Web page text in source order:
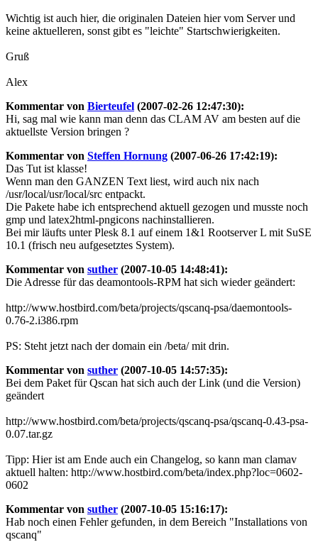
Wichtig ist auch hier, die originalen Dateien hier vom Server und
keine aktuelleren, sonst gibt es "leichte" Startschwierigkeiten.
Gruß
Alex
Kommentar von Bierteufel (2007-02-26 12:47:30):
Hi, sag mal wie kann man denn das CLAM AV am besten auf die
aktuellste Version bringen ?
Kommentar von Steffen Hornung (2007-06-26 17:42:19):
Das Tut ist klasse!
Wenn man den GANZEN Text liest, wird auch nix nach
/usr/local/usr/local/src entpackt.
Die Pakete habe ich entsprechend aktuell gezogen und musste noch
gmp und latex2html-pngicons nachinstallieren.
Bei mir läufts unter Plesk 8.1 auf einem 1&1 Rootserver L mit SuSE
10.1 (frisch neu aufgesetztes System).
Kommentar von suther (2007-10-05 14:48:41):
Die Adresse für das deamontools-RPM hat sich wieder geändert:
http://www.hostbird.com/beta/projects/qscanq-psa/daemontools-
0.76-2.i386.rpm
PS: Steht jetzt nach der domain ein /beta/ mit drin.
Kommentar von suther (2007-10-05 14:57:35):
Bei dem Paket für Qscan hat sich auch der Link (und die Version)
geändert
http://www.hostbird.com/beta/projects/qscanq-psa/qscanq-0.43-psa-
0.07.tar.gz
Tipp: Hier ist am Ende auch ein Changelog, so kann man clamav
aktuell halten: http://www.hostbird.com/beta/index.php?loc=0602-
0602
Kommentar von suther (2007-10-05 15:16:17):
Hab noch einen Fehler gefunden, in dem Bereich "Installations von
qscanq"